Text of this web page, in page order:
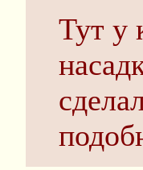
Тут у